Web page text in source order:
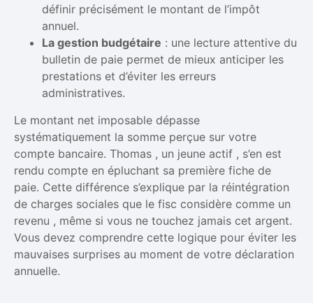
définir précisément le montant de l’impôt
annuel.
La gestion budgétaire : une lecture attentive du
bulletin de paie permet de mieux anticiper les
prestations et d’éviter les erreurs
administratives.
Le montant net imposable dépasse
systématiquement la somme perçue sur votre
compte bancaire. Thomas , un jeune actif , s’en est
rendu compte en épluchant sa première fiche de
paie. Cette différence s’explique par la réintégration
de charges sociales que le fisc considère comme un
revenu , même si vous ne touchez jamais cet argent.
Vous devez comprendre cette logique pour éviter les
mauvaises surprises au moment de votre déclaration
annuelle.